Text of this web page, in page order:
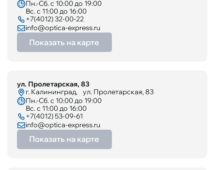
Пн.-Сб. с 10:00 до 19:00
Вс. с 11:00 до 16:00
+7(4012) 32-00-22
info@optica-express.ru
Показать на карте
ул. Пролетарская, 83
г. Калининград, ул. Пролетарская, 83
Пн.-Сб. с 10:00 до 19:00
Вс. с 11:00 до 16:00
+7(4012) 53-09-61
info@optica-express.ru
Показать на карте